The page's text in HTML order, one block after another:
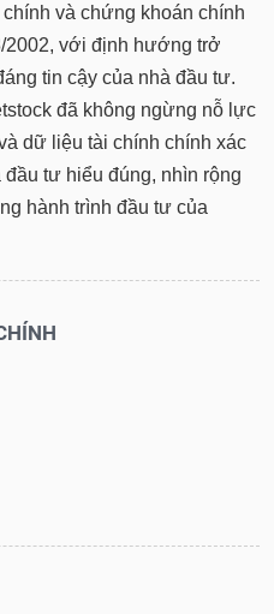
và chứng khoán chính
2002, với định hướng trở
tin cậy của nhà đầu tư.
đã không ngừng nỗ lực
dữ liệu tài chính chính xác
tư hiểu đúng, nhìn rộng
hành trình đầu tư của